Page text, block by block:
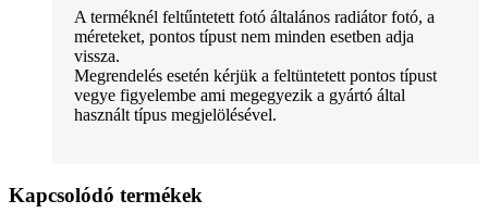
A terméknél feltűntetett fotó általános radiátor fotó, a
méreteket, pontos típust nem minden esetben adja
vissza.
Megrendelés esetén kérjük a feltüntetett pontos típust
vegye figyelembe ami megegyezik a gyártó által
használt típus megjelölésével.
Kapcsolódó termékek